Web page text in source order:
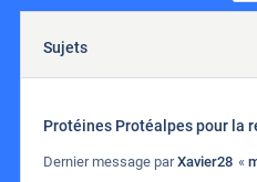
Sujets
Protéines Protéalpes pour la
Dernier message parXavier28 «